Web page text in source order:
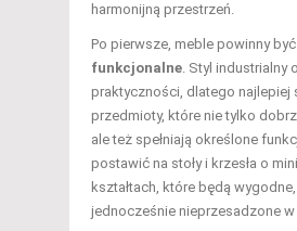
harmonijną przestrzeń.
Po pierwsze, meble powinny być
funkcjonalne. Styl industrialny
praktyczności, dlatego najlepiej
przedmioty, które nie tylko
ale też spełniają określone
postawić na stoły i krzesła o
kształtach, które będą
jednocześnie nieprzesadzone